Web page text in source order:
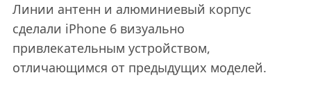
Линии антенн и алюминиевый корпус
сделали iPhone 6 визуально
привлекательным устройством,
отличающимся от предыдущих моделей.